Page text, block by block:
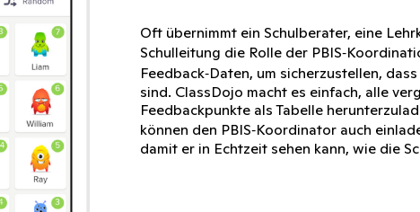
Oft übernimmt ein Schulberater, eine
Schulleitung die Rolle der
Feedback‑Daten, um sicherzustellen,
sind. ClassDojo macht es einfach, alle
Feedbackpunkte als Tabelle
können den PBIS‑Koordinator auch
damit er in Echtzeit sehen kann, wie die